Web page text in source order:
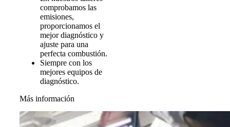
comprobamos las
emisiones,
proporcionamos el
mejor diagnóstico y
ajuste para una
perfecta combustión.
Siempre con los
mejores equipos de
diagnóstico.
Más información